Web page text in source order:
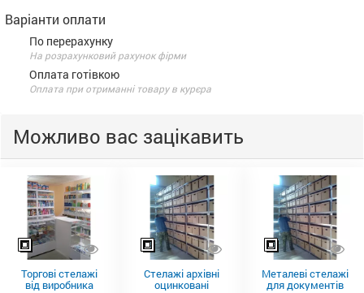
Варіанти оплати
По перерахунку
На розрахунковий рахунок фірми
Оплата готівкою
Оплата при отриманні товару в курєра
Можливо вас зацікавить
Торгові стелажі
від виробника
Стелажі архівні
оцинковані
Металеві стелажі
для документів